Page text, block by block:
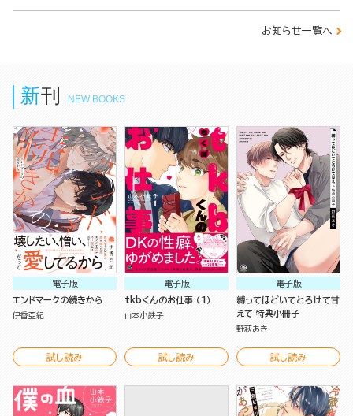
お知らせ一覧へ
新刊 NEW BOOKS
電子版
エンドマークの続きから
伊香亞紀
試し読み
電子版
tkbくんのお仕事 （1）
山本小鉄子
試し読み
電子版
縛ってほどいてとろけて甘
えて 特典小冊子
野萩あき
試し読み